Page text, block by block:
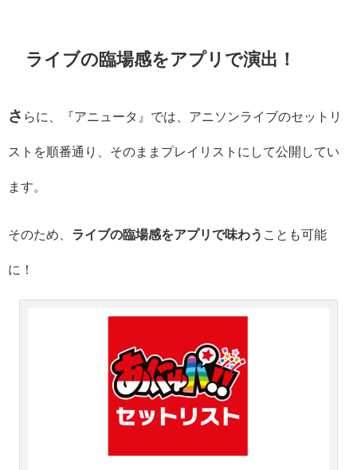
ライブの臨場感をアプリで演出！
さ らに、『アニュータ』では、アニソンライブのセットリ
ストを順番通り、そのままプレイリストにして公開してい
ます。
そのため、 ライブの臨場感をアプリで味わう ことも可能
に！